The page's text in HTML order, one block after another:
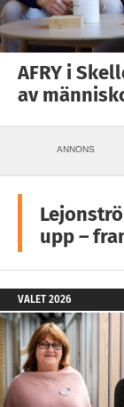
AFRY i
av
ANNONS
upp –
VALET 2026